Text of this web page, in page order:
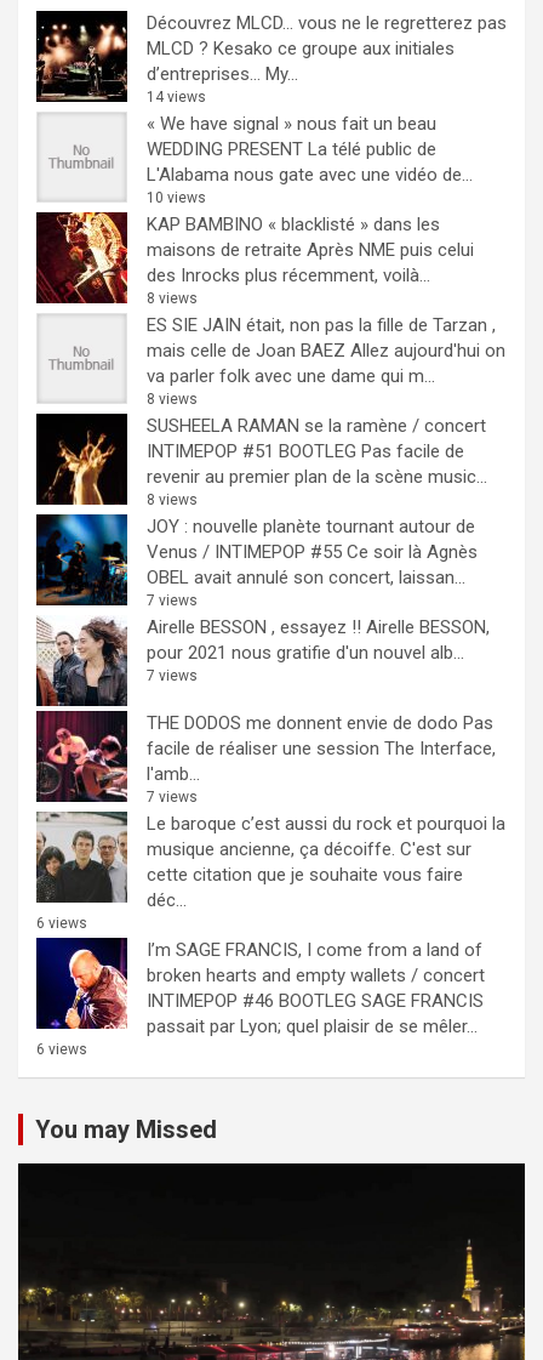
Découvrez MLCD… vous ne le regretterez pas
MLCD ? Kesako ce groupe aux initiales
d’entreprises… My...
14 views
« We have signal » nous fait un beau
WEDDING PRESENT La télé public de
L'Alabama nous gate avec une vidéo de...
10 views
KAP BAMBINO « blacklisté » dans les
maisons de retraite Après NME puis celui
des Inrocks plus récemment, voilà...
8 views
ES SIE JAIN était, non pas la fille de Tarzan ,
mais celle de Joan BAEZ Allez aujourd'hui on
va parler folk avec une dame qui m...
8 views
SUSHEELA RAMAN se la ramène / concert
INTIMEPOP #51 BOOTLEG Pas facile de
revenir au premier plan de la scène music...
8 views
JOY : nouvelle planète tournant autour de
Venus / INTIMEPOP #55 Ce soir là Agnès
OBEL avait annulé son concert, laissan...
7 views
Airelle BESSON , essayez !! Airelle BESSON,
pour 2021 nous gratifie d'un nouvel alb...
7 views
THE DODOS me donnent envie de dodo Pas
facile de réaliser une session The Interface,
l'amb...
7 views
Le baroque c’est aussi du rock et pourquoi la
musique ancienne, ça décoiffe. C'est sur
cette citation que je souhaite vous faire
déc...
6 views
I’m SAGE FRANCIS, I come from a land of
broken hearts and empty wallets / concert
INTIMEPOP #46 BOOTLEG SAGE FRANCIS
passait par Lyon; quel plaisir de se mêler...
6 views
You may Missed